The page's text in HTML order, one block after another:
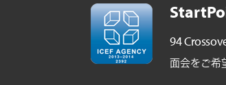
94
面会をご希